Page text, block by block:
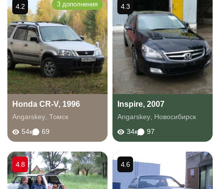
Honda CR-V, 1996
Angarskey Томск
54к
69
4.2 3 дополнения
Inspire, 2007
Angarskey Новосибирск
34к
97
4.3
4.8 4.6